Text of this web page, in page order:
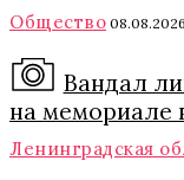
Общество
Вандал
на мемориале
Ленинградская